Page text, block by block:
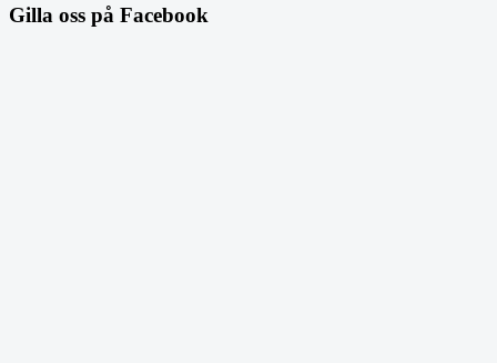
Gilla oss på Facebook